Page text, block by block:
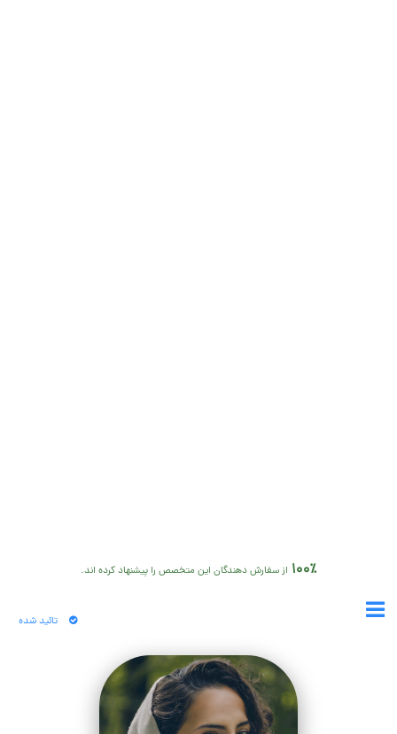
100٪ از سفارش دهندگان این متخصص را پیشنهاد کرده اند.
تائید شده